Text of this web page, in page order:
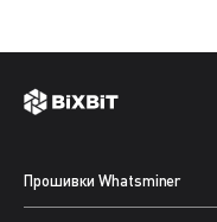
Прошивки Whatsminer